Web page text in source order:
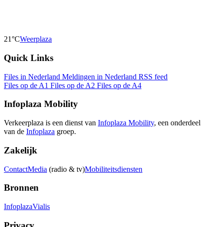
21°CWeerplaza
Quick Links
Files in Nederland Meldingen in Nederland RSS feed
Files op de A1 Files op de A2 Files op de A4
Infoplaza Mobility
Verkeerplaza is een dienst van Infoplaza Mobility, een onderdeel
van de Infoplaza groep.
Zakelijk
ContactMedia (radio & tv)Mobiliteitsdiensten
Bronnen
InfoplazaVialis